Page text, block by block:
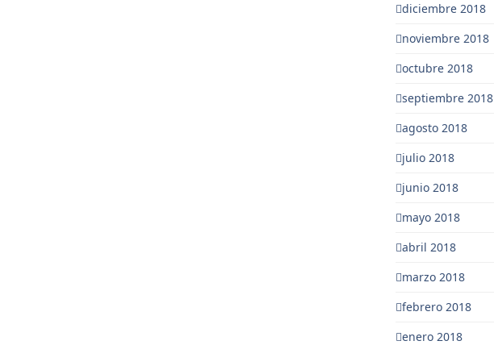
diciembre 2018
noviembre 2018
octubre 2018
septiembre 2018
agosto 2018
julio 2018
junio 2018
mayo 2018
abril 2018
marzo 2018
febrero 2018
enero 2018